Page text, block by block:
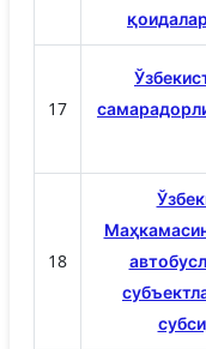
17
18